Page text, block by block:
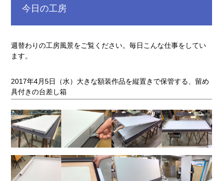
今日の工房
週替わりの工房風景をご覧ください。毎日こんな仕事をしてい
ます。
2017年4月5日（水）大きな額装作品を縦置きで保管する、留め
具付きの台差し箱